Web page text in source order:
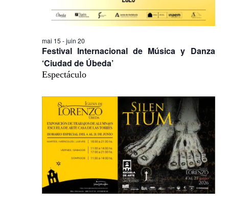
Festival Internacional de Música y Danza
‘Ciudad de Úbeda’
mai 15 -juin 20
Espectáculo